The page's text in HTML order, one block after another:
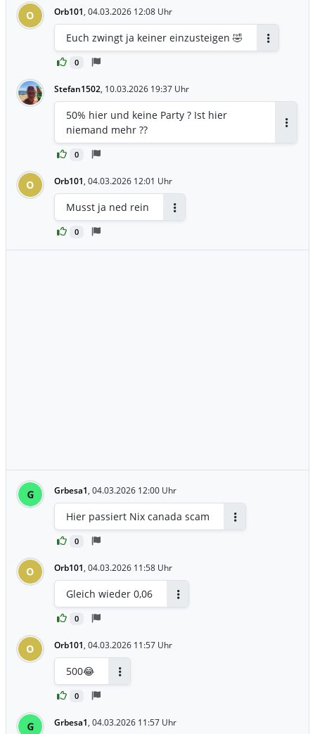
O Orb101, 04.03.2026 12:08 Uhr
0
Euch zwingt ja keiner einzusteigen 🤣
Stefan1502, 10.03.2026 19:37 Uhr
0
50% hier und keine Party ? Ist hier
niemand mehr ??
O Orb101, 04.03.2026 12:01 Uhr
0
Musst ja ned rein
G Grbesa1, 04.03.2026 12:00 Uhr
0
Hier passiert Nix canada scam
O Orb101, 04.03.2026 11:58 Uhr
0
Gleich wieder 0,06
O Orb101, 04.03.2026 11:57 Uhr
0
500😂
G Grbesa1, 04.03.2026 11:57 Uhr